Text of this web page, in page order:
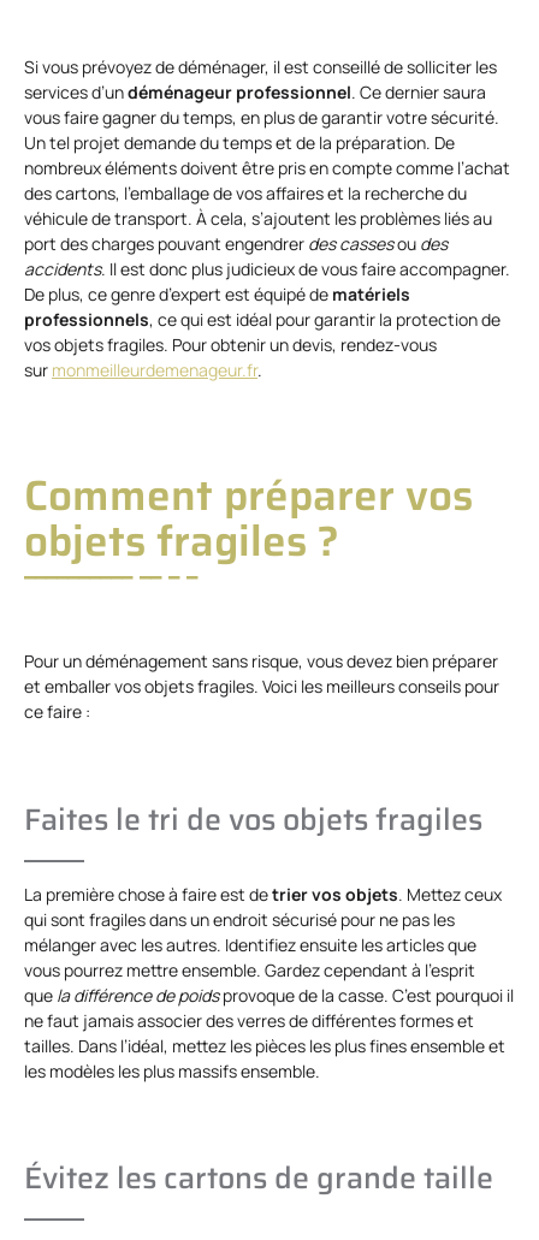
Si vous prévoyez de déménager, il est conseillé de solliciter les
services d’undéménageur professionnel. Ce dernier saura
vous faire gagner du temps, en plus de garantir votre sécurité.
Un tel projet demande du temps et de la préparation. De
nombreux éléments doivent être pris en compte comme l’achat
des cartons, l’emballage de vos affaires et la recherche du
véhicule de transport. À cela, s’ajoutent les problèmes liés au
port des charges pouvant engendrer des cassesou des
accidents. Il est donc plus judicieux de vous faire accompagner.
De plus, ce genre d’expert est équipé de matériels
professionnels, ce qui est idéal pour garantir la protection de
vos objets fragiles. Pour obtenir un devis, rendez-vous
sur monmeilleurdemenageur.fr.
Comment préparer vos
objets fragiles ?
Pour un déménagement sans risque, vous devez bien préparer
et emballer vos objets fragiles. Voici les meilleurs conseils pour
ce faire :
Faites le tri de vos objets fragiles
La première chose à faire est detriervos objets. Mettez ceux
qui sont fragiles dans un endroit sécurisé pour ne pas les
mélanger avec les autres. Identifiez ensuite les articles que
vous pourrez mettre ensemble. Gardez cependant à l’esprit
que la différence de poidsprovoque de la casse. C’est pourquoi il
ne faut jamais associer des verres de différentes formes et
tailles. Dans l’idéal, mettez les pièces les plus fines ensemble et
les modèles les plus massifs ensemble.
Évitez les cartons de grande taille